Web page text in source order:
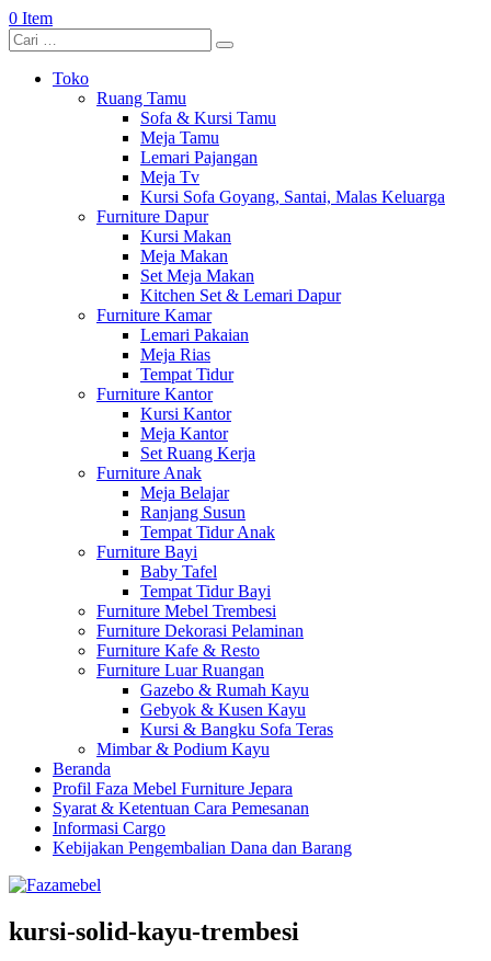
0 Item
Toko
Ruang Tamu
Sofa & Kursi Tamu
Meja Tamu
Lemari Pajangan
Meja Tv
Kursi Sofa Goyang, Santai, Malas Keluarga
Furniture Dapur
Kursi Makan
Meja Makan
Set Meja Makan
Kitchen Set & Lemari Dapur
Furniture Kamar
Lemari Pakaian
Meja Rias
Tempat Tidur
Furniture Kantor
Kursi Kantor
Meja Kantor
Set Ruang Kerja
Furniture Anak
Meja Belajar
Ranjang Susun
Tempat Tidur Anak
Furniture Bayi
Baby Tafel
Tempat Tidur Bayi
Furniture Mebel Trembesi
Furniture Dekorasi Pelaminan
Furniture Kafe & Resto
Furniture Luar Ruangan
Gazebo & Rumah Kayu
Gebyok & Kusen Kayu
Kursi & Bangku Sofa Teras
Mimbar & Podium Kayu
Beranda
Profil Faza Mebel Furniture Jepara
Syarat & Ketentuan Cara Pemesanan
Informasi Cargo
Kebijakan Pengembalian Dana dan Barang
kursi-solid-kayu-trembesi